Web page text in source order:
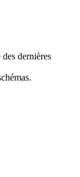
dernières